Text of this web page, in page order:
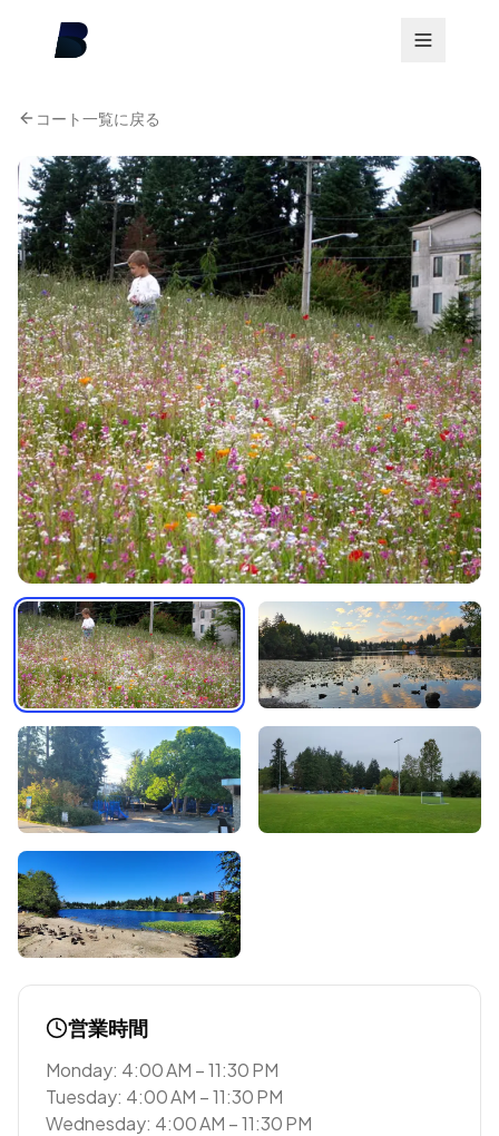
コート一覧に戻る
営業時間
Monday: 4:00 AM – 11:30 PM
Tuesday: 4:00 AM – 11:30 PM
Wednesday: 4:00 AM – 11:30 PM